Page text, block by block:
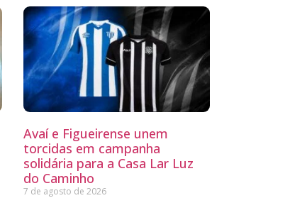
Avaí e Figueirense unem
torcidas em campanha
solidária para a Casa Lar Luz
do Caminho
7 de agosto de 2026